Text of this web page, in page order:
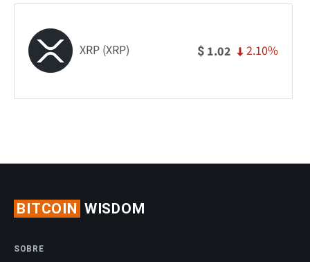
XRP (XRP) $ 1.02 2.10%
BITCOIN WISDOM
SOBRE